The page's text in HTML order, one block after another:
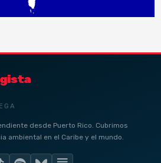
desde Puerto Rico. Cubrimos
ambiental en el Caribe y el mundo.